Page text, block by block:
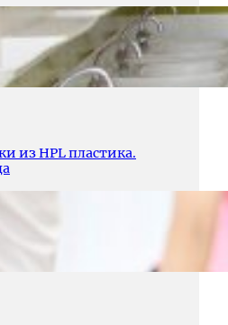
из HPL пластика.